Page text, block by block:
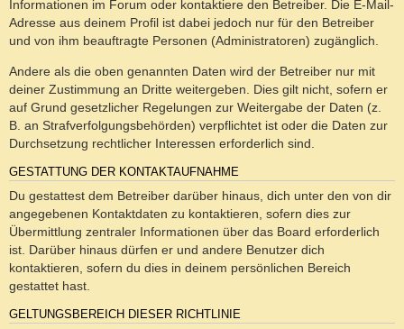
Informationen im Forum oder kontaktiere den Betreiber. Die E-Mail-
Adresse aus deinem Profil ist dabei jedoch nur für den Betreiber
und von ihm beauftragte Personen (Administratoren) zugänglich.
Andere als die oben genannten Daten wird der Betreiber nur mit
deiner Zustimmung an Dritte weitergeben. Dies gilt nicht, sofern er
auf Grund gesetzlicher Regelungen zur Weitergabe der Daten (z.
B. an Strafverfolgungsbehörden) verpflichtet ist oder die Daten zur
Durchsetzung rechtlicher Interessen erforderlich sind.
GESTATTUNG DER KONTAKTAUFNAHME
Du gestattest dem Betreiber darüber hinaus, dich unter den von dir
angegebenen Kontaktdaten zu kontaktieren, sofern dies zur
Übermittlung zentraler Informationen über das Board erforderlich
ist. Darüber hinaus dürfen er und andere Benutzer dich
kontaktieren, sofern du dies in deinem persönlichen Bereich
gestattet hast.
GELTUNGSBEREICH DIESER RICHTLINIE